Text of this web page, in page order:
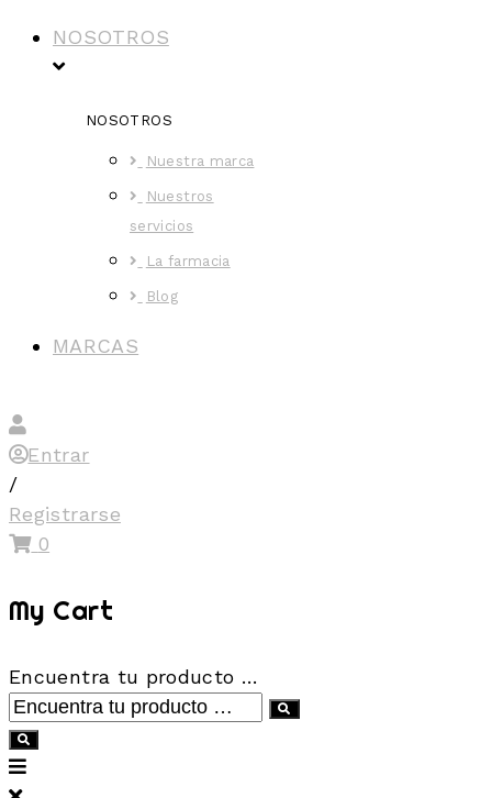
NOSOTROS
NOSOTROS
Nuestra marca
Nuestros
servicios
La farmacia
Blog
MARCAS
Entrar
/
Registrarse
0
My Cart
Encuentra tu producto …